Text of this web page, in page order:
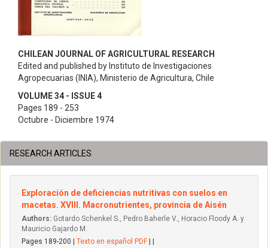
CHILEAN JOURNAL OF AGRICULTURAL RESEARCH
Edited and published by Instituto de Investigaciones
Agropecuarias (INIA), Ministerio de Agricultura, Chile
VOLUME 34 - ISSUE 4
Pages 189 - 253
Octubre - Diciembre 1974
RESEARCH ARTICLES
Exploración de deficiencias nutritivas con suelos en
macetas. XVIII. Macronutrientes, provincia de Aisén
Authors: Gotardo Schenkel S., Pedro Baherle V., Horacio Floody A. y
Mauricio Gajardo M.
Pages 189-200 | Texto en español PDF